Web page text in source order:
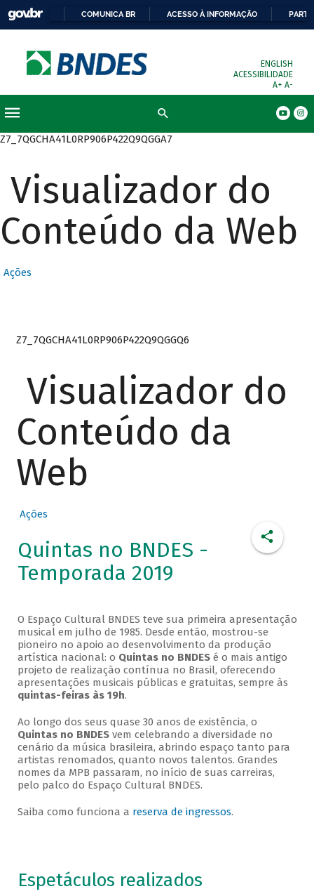
COMUNICA BR ACESSO À INFORMAÇÃO
ENGLISH
ACESSIBILIDADE
A+ A-
Z7_7QGCHA41L0RP906P422Q9QGGA7
Visualizador do
Conteúdo da Web
Ações
Z7_7QGCHA41L0RP906P422Q9QGGQ6
Visualizador do
Conteúdo da
Web
Ações
Quintas no BNDES -
Temporada 2019
O Espaço Cultural BNDES teve sua primeira apresentação
musical em julho de 1985. Desde então, mostrou-se
pioneiro no apoio ao desenvolvimento da produção
artística nacional: o Quintas no BNDESé o mais antigo
projeto de realização contínua no Brasil, oferecendo
apresentações musicais públicas e gratuitas, sempre às
quintas-feiras às 19h.
Ao longo dos seus quase 30 anos de existência, o
Quintas no BNDESvem celebrando a diversidade no
cenário da música brasileira, abrindo espaço tanto para
artistas renomados, quanto novos talentos. Grandes
nomes da MPB passaram, no início de suas carreiras,
pelo palco do Espaço Cultural BNDES.
Saiba como funciona a reserva de ingressos.
Espetáculos realizados